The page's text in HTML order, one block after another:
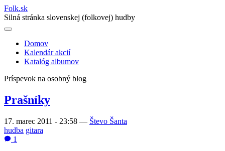
Folk.sk
Silná stránka slovenskej (folkovej) hudby
Main
navigation
Domov
Kalendár akcií
Katalóg albumov
Príspevok na osobný blog
Prašníky
17. marec 2011 - 23:58 — Števo Šanta
hudba gitara
1